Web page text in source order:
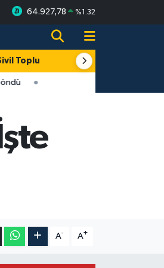
64.927,78 %1.32
Toplum Turizm
A- A+